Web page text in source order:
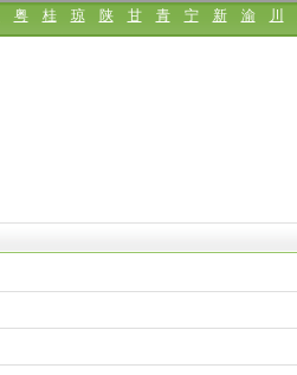
粤 桂 琼 陕 甘 青 宁 新 渝 川